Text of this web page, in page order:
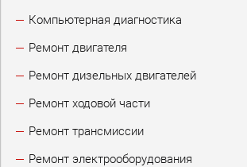
Компьютерная диагностика
Ремонт двигателя
Ремонт дизельных двигателей
Ремонт ходовой части
Ремонт трансмиссии
Ремонт электрооборудования